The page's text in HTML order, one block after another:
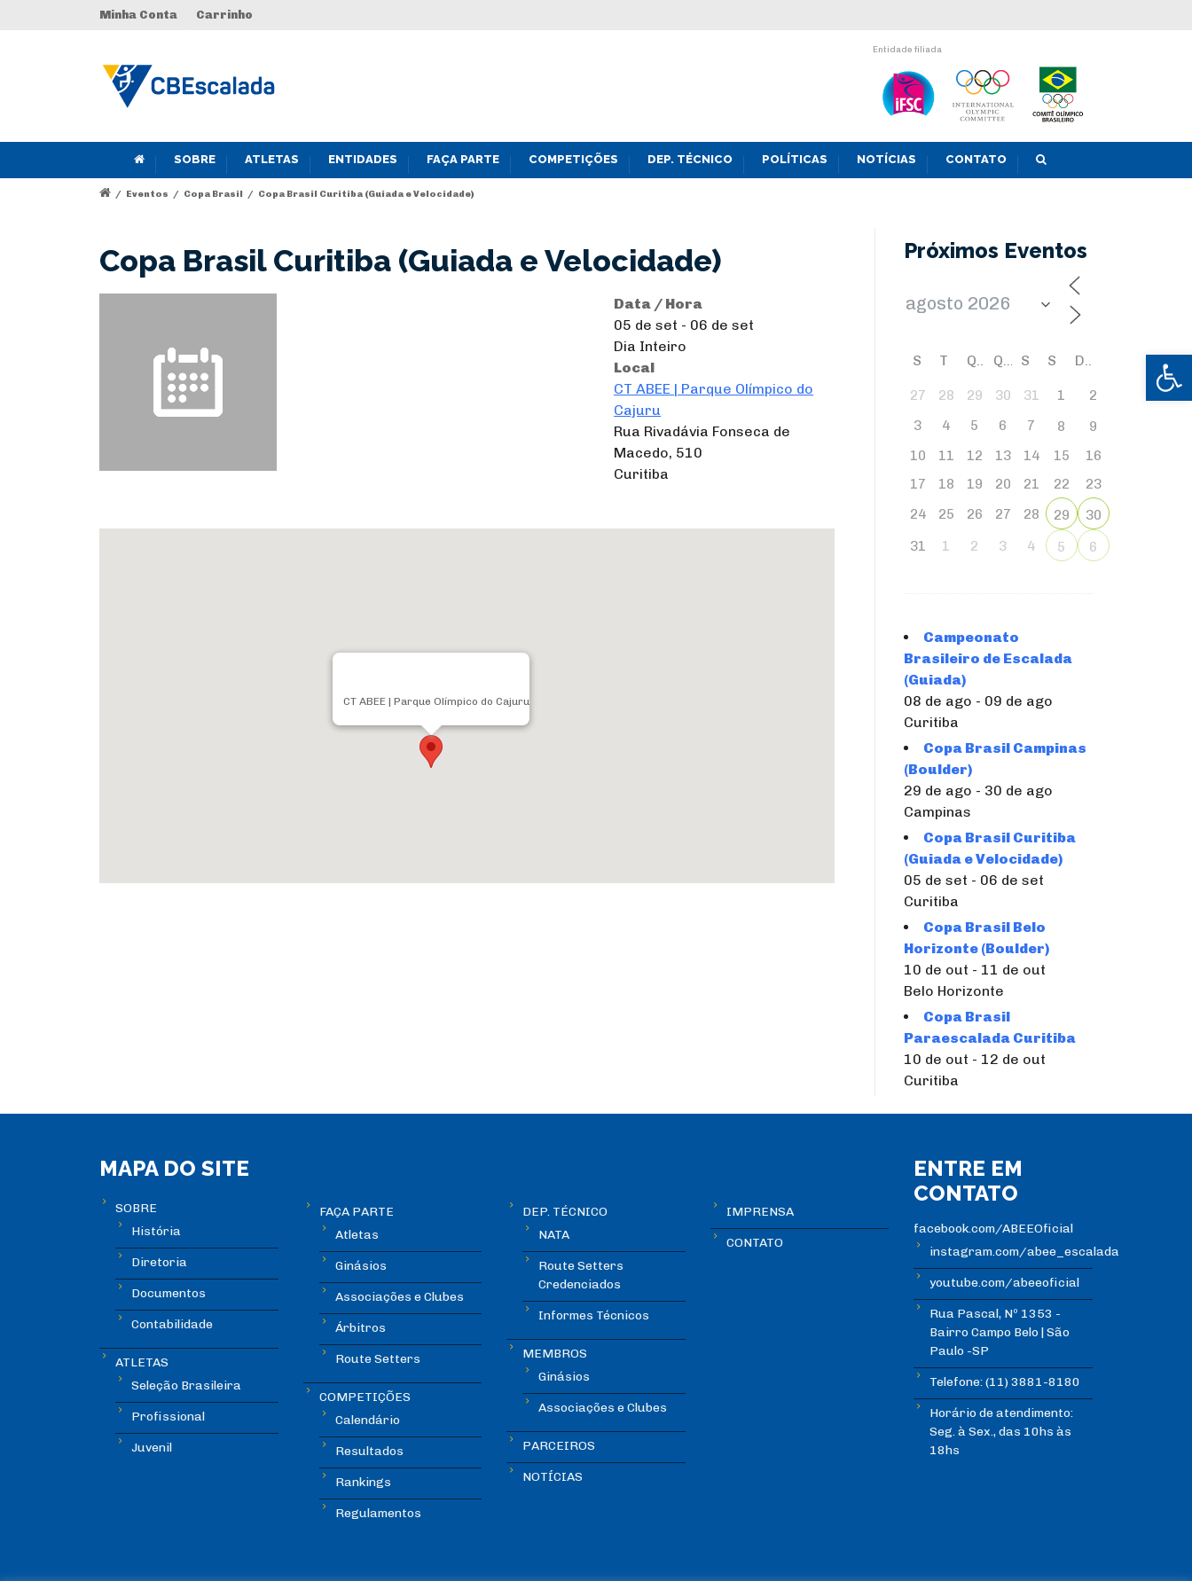
Abrir
Minha Conta Carrinho
Entidade filiada
SOBRE ATLETAS ENTIDADES FAÇA PARTE COMPETIÇÕES DEP. TÉCNICO POLÍTICAS NOTÍCIAS CONTATO
/ Eventos / Copa Brasil / Copa Brasil Curitiba (Guiada e Velocidade)
Copa Brasil Curitiba (Guiada e Velocidade)
Data / Hora
05 de set - 06 de set
Dia Inteiro
Local
CT ABEE | Parque Olímpico do
Cajuru
Rua Rivadávia Fonseca de
Macedo, 510
Curitiba
CT ABEE | Parque Olímpico do Cajuru
Próximos Eventos
S T Q Q S S D
27 28 29 30 31 1
2
3
4 5 6 7 8
9
10
11 12 13 14 15
16
17
18 19 20 21 22
23
24
25 26 27 28 29
30
31
1 2 3 4 5 6
Campeonato
Brasileiro de Escalada
(Guiada)
08 de ago - 09 de ago
Curitiba
Copa Brasil Campinas
(Boulder)
29 de ago - 30 de ago
Campinas
Copa Brasil Curitiba
(Guiada e Velocidade)
05 de set - 06 de set
Curitiba
Copa Brasil Belo
Horizonte (Boulder)
10 de out - 11 de out
Belo Horizonte
Copa Brasil
Paraescalada Curitiba
10 de out - 12 de out
Curitiba
MAPA DO SITE
SOBRE
História
Diretoria
Documentos
Contabilidade
ATLETAS
Seleção Brasileira
Profissional
Juvenil
FAÇA PARTE
Atletas
Ginásios
Associações e Clubes
Árbitros
Route Setters
COMPETIÇÕES
Calendário
Resultados
Rankings
Regulamentos
DEP. TÉCNICO
NATA
Route Setters
Credenciados
Informes Técnicos
MEMBROS
Ginásios
Associações e Clubes
PARCEIROS
NOTÍCIAS
IMPRENSA
CONTATO
ENTRE EM
CONTATO
facebook.com/ABEEOficial
instagram.com/abee_escalada
youtube.com/abeeoficial
Rua Pascal, Nº 1353 -
Bairro Campo Belo | São
Paulo -SP
Telefone: (11) 3881-8180
Horário de atendimento:
Seg. à Sex., das 10hs às
18hs